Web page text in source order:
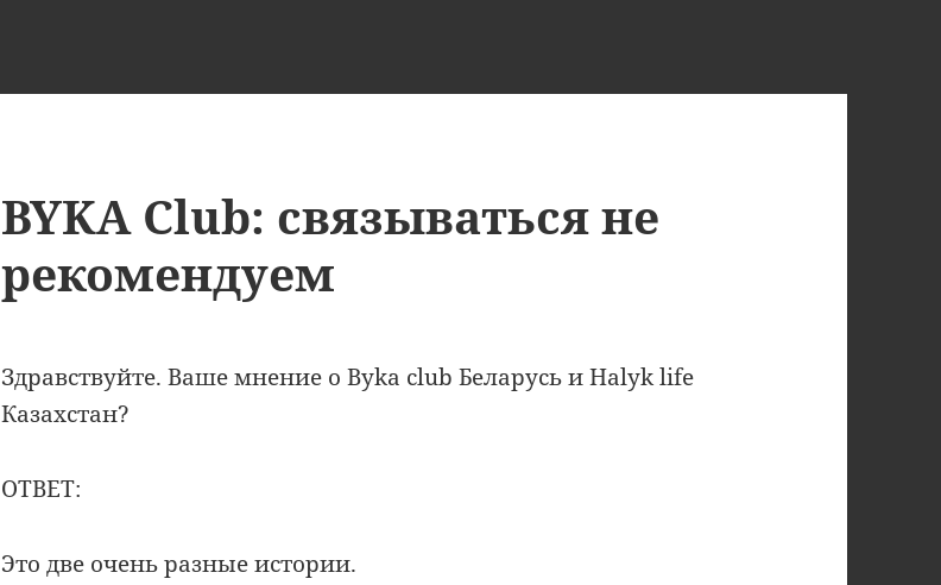
BYKA Club: связываться не
рекомендуем
Здравствуйте. Ваше мнение о Byka club Беларусь и Halyk life
Казахстан?
ОТВЕТ:
Это две очень разные истории.